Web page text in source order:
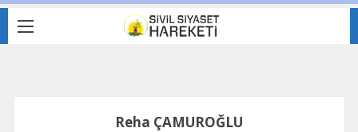
Reha ÇAMUROĞLU